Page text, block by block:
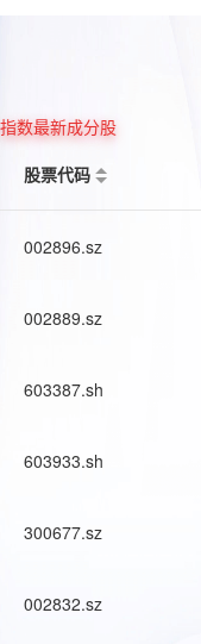
指数最新成分股
股票代码
002896.sz
002889.sz
603387.sh
603933.sh
300677.sz
002832.sz